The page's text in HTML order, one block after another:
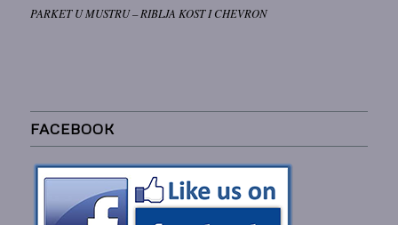
PARKET U MUSTRU – RIBLJA KOST I CHEVRON
FACEBOOK